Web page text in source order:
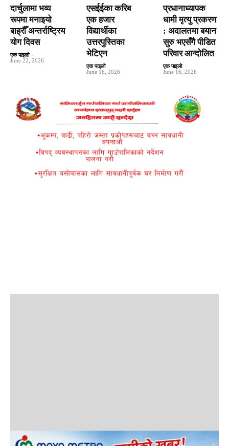
दार्चुलामा भव्य
रूपमा मनाइयो
बाह्रौँ अन्तर्राष्ट्रिय
योग दिवस
एक पाइलो -
June 22, 2026
एसईईका करिब
एक हजार
विद्यार्थीका
उत्तरपुस्तिका
भेटिएन
एक पाइलो -
June 16, 2026
प्रधानाध्यापक
धामी मृत्यु प्रकरण
: अदालतमा बयान
सुरु भएसँगै पीडित
परिवार आन्दोलित
एक पाइलो -
June 16, 2026